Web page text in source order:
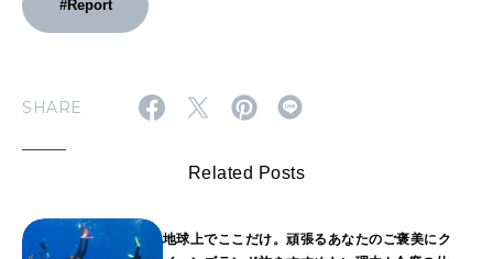
#Report
SHARE
Related Posts
地球上でここだけ。頑張るあなたのご褒美にク